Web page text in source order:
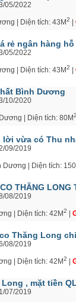
05/2022
| Diện tích: 43M2
rẻ ngân hàng
05/2022
| Diện tích: 43M2
Bình Dương
10/2020
| Diện tích: 80M2
lời vừa có Thu
09/2019
| Diện tích:
THĂNG
08/2019
| Diện tích: 42M2
Thăng Long
08/2019
| Diện tích: 42M2
, mặt tiền
07/2019